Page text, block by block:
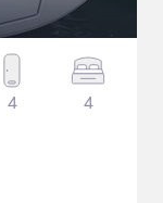
4 4